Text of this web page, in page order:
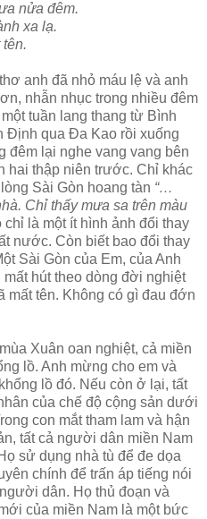
nửa đêm.
xa lạ.
anh đã nhỏ máu lệ và anh
nhẫn nhục trong nhiều đêm
tuần lang thang từ Bình
Định qua Đa Kao rồi xuống
đêm lại nghe vang vang bên
hai thập niên trước. Chỉ khác
Sài Gòn hoang tàn “…
Chỉ thấy mưa sa trên màu
là một ít hình ảnh đổi thay
nước. Còn biết bao đổi thay
Sài Gòn của Em, của Anh
hút theo dòng đời nghiệt
mất tên. Không có gì đau đớn
Xuân oan nghiệt, cả miền
lồ. Anh mừng cho em và
lồ đó. Nếu còn ở lại, tất
của chế độ cộng sản dưới
con mắt tham lam và hận
tất cả người dân miền Nam
sử dụng nhà tù để đe dọa
chính để trấn áp tiếng nói
dân. Họ thủ đoạn và
của miền Nam là một bức